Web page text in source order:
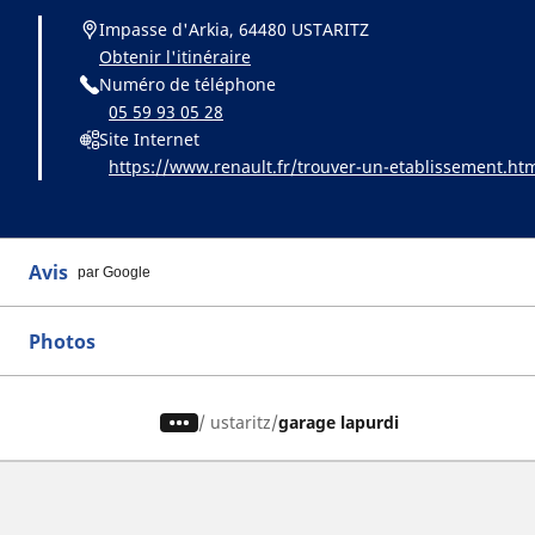
Impasse d'Arkia, 64480 USTARITZ
Obtenir l'itinéraire
Numéro de téléphone
05 59 93 05 28
Site Internet
https://www.renault.fr/trouver-un-
Avis par Google
Photos
/ ustaritz garage lapurdi